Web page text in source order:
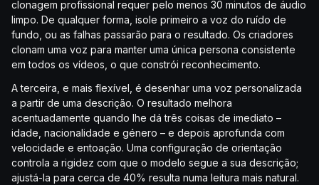
clonagem profissional requer pelo menos 30 minutos de áudio
limpo. De qualquer forma, isole primeiro a voz do ruído de
fundo, ou as falhas passarão para o resultado. Os criadores
clonam uma voz para manter uma única persona consistente
em todos os vídeos, o que constrói reconhecimento.
A terceira, e mais flexível, é desenhar uma voz personalizada
a partir de uma descrição. O resultado melhora
acentuadamente quando lhe dá três coisas de imediato –
idade, nacionalidade e género – e depois aprofunda com
velocidade e entoação. Uma configuração de orientação
controla a rigidez com que o modelo segue a sua descrição;
ajustá-la para cerca de 40% resulta numa leitura mais natural.